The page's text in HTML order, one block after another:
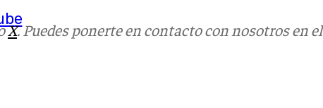
X. Puedes ponerte en contacto con nosotros en el